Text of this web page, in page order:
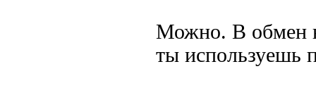
Можно. В обмен
ты используешь